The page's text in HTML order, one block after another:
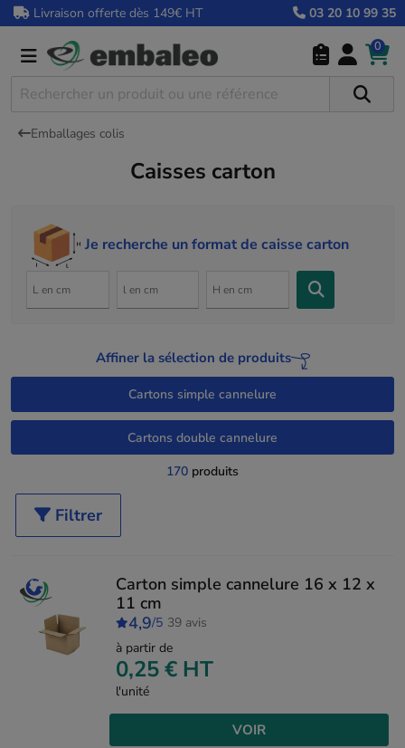
Livraison offerte dès 149€ HT 03 20 10 99 35
0
Emballages colis
Caisses carton
Je recherche un format de caisse carton
Affiner la sélection de produits
Cartons simple cannelure
Cartons double cannelure
170 produits
Filtrer
Carton simple cannelure 16 x 12 x
11 cm
4,9/5 39 avis
à partir de
0,25 € HT
l'unité
VOIR